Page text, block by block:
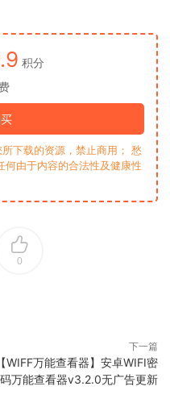
积分
下载的资源，禁止商用； 愁
何由于内容的合法性及健康性
0
下一篇
【WIFF万能查看器】安卓WIFI密
码万能查看器v3.2.0无广告更新